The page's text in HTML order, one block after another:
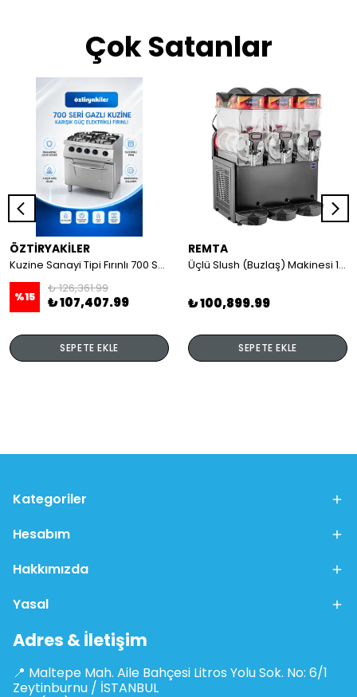
Çok Satanlar
ÖZTİRYAKİLER
Kuzine Sanayi Tipi Fırınlı 700 Seri Gazlı 4 Açık Ateş 80x70x85 (Lp)-2X6Kw+2X7,5Kw+6Kw Elektrikli Fırın
%15
₺ 126,361.99
₺ 107,407.99
SEPETE EKLE
REMTA
Üçlü Slush (Buzlaş) Makinesi 12+12+12 lt
₺ 100,899.99
SEPETE EKLE
Kategoriler
Hesabım
Hakkımızda
Yasal
Adres & İletişim
📍 Maltepe Mah. Aile Bahçesi Litros Yolu Sok. No: 6/1
Zeytinburnu / İSTANBUL